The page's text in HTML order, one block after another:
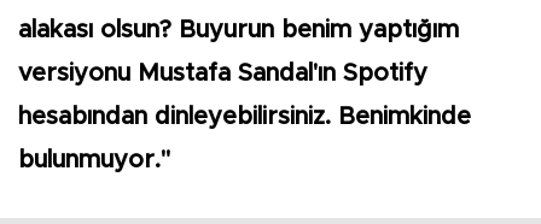
alakası olsun? Buyurun benim yaptığım
versiyonu Mustafa Sandal'ın Spotify
hesabından dinleyebilirsiniz. Benimkinde
bulunmuyor."